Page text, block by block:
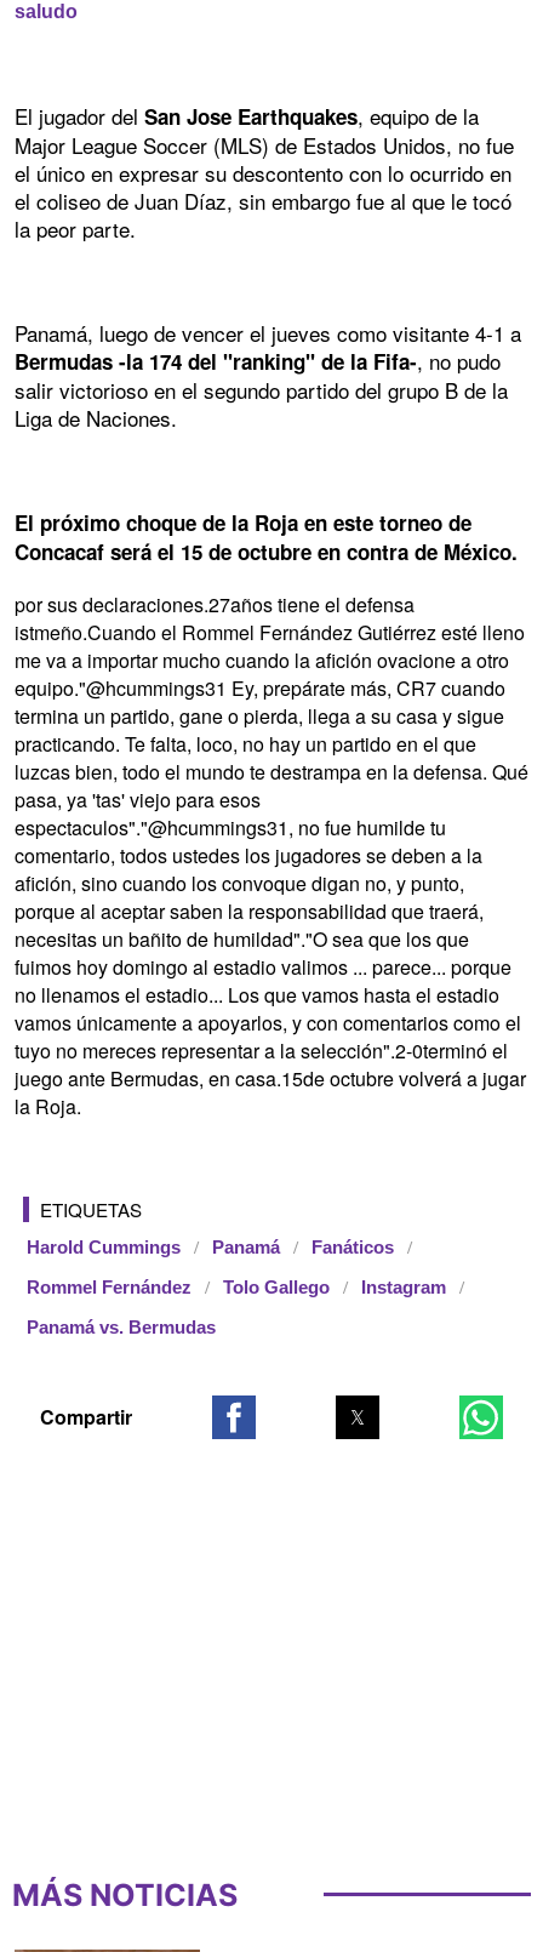
saludo
El jugador del San Jose Earthquakes, equipo de la
Major League Soccer (MLS) de Estados Unidos, no fue
el único en expresar su descontento con lo ocurrido en
el coliseo de Juan Díaz, sin embargo fue al que le tocó
la peor parte.
Panamá, luego de vencer el jueves como visitante 4-1 a
Bermudas -la 174 del "ranking" de la Fifa-, no pudo
salir victorioso en el segundo partido del grupo B de la
Liga de Naciones.
El próximo choque de la Roja en este torneo de
Concacaf será el 15 de octubre en contra de México.
por sus declaraciones.27años tiene el defensa
istmeño.Cuando el Rommel Fernández Gutiérrez esté lleno
me va a importar mucho cuando la afición ovacione a otro
equipo."@hcummings31 Ey, prepárate más, CR7 cuando
termina un partido, gane o pierda, llega a su casa y sigue
practicando. Te falta, loco, no hay un partido en el que
luzcas bien, todo el mundo te destrampa en la defensa. Qué
pasa, ya 'tas' viejo para esos
espectaculos"."@hcummings31, no fue humilde tu
comentario, todos ustedes los jugadores se deben a la
afición, sino cuando los convoque digan no, y punto,
porque al aceptar saben la responsabilidad que traerá,
necesitas un bañito de humildad"."O sea que los que
fuimos hoy domingo al estadio valimos ... parece... porque
no llenamos el estadio... Los que vamos hasta el estadio
vamos únicamente a apoyarlos, y con comentarios como el
tuyo no mereces representar a la selección".2-0terminó el
juego ante Bermudas, en casa.15de octubre volverá a jugar
la Roja.
ETIQUETAS
Harold Cummings Panamá Fanáticos
Rommel Fernández Tolo Gallego Instagram
Panamá vs. Bermudas
MÁS NOTICIAS